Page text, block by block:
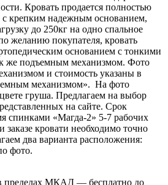
Кровать продается полностью
с крепким надежным основанием,
до 250кг на одно спальное
желанию покупателя, кровать
основанием с тонкими
же подъемным механизмом. Фото
и стоимость указаны в
механизмом». На фото
груша. Предлагаем на выбор
на сайте. Срок
спинками «Магда-2» 5-7 рабочих
кровати необходимо точно
два варианта расположения:
фото.
пределах МКАД — бесплатно до